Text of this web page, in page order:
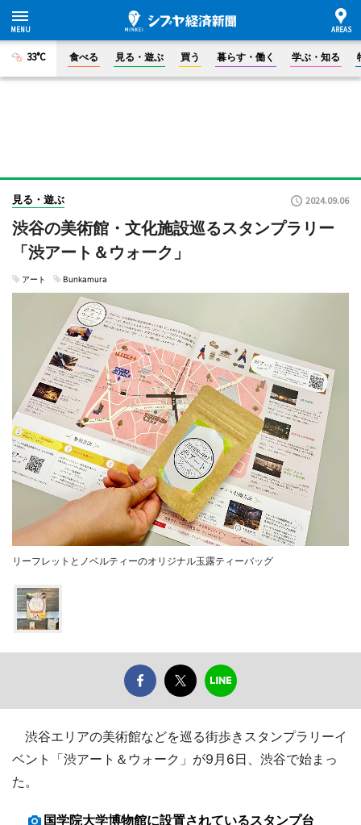
33°C 食べる 見る・遊ぶ 買う 暮らす・働く 学ぶ・知る
見る・遊ぶ 2024.09.06
渋谷の美術館・文化施設巡るスタンプラリー
「渋アート＆ウォーク」
アート Bunkamura
リーフレットとノベルティーのオリジナル玉露ティーバッグ
渋谷エリアの美術館などを巡る街歩きスタンプラリーイ
ベント「渋アート＆ウォーク」が9月6日、渋谷で始まっ
た。
国学院大学博物館に設置されているスタンプ台